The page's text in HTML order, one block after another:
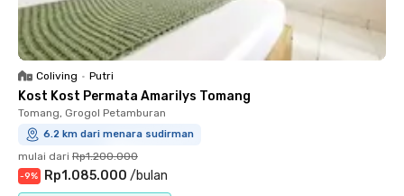
Coliving • Putri
Kost Kost Permata Amarilys Tomang
Tomang, Grogol Petamburan
6.2 km dari menara sudirman
mulai dari Rp1.200.000
-9% Rp1.085.000 /bulan